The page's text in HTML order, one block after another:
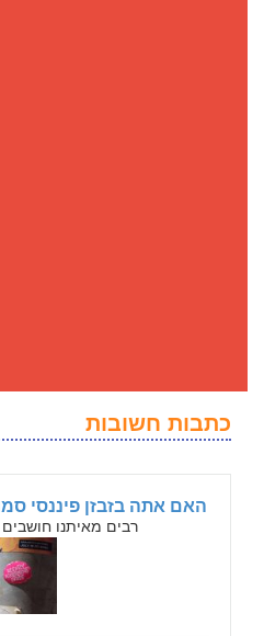
כתבות חשובות
האם אתה בזבזן פיננסי
רבים מאיתנו